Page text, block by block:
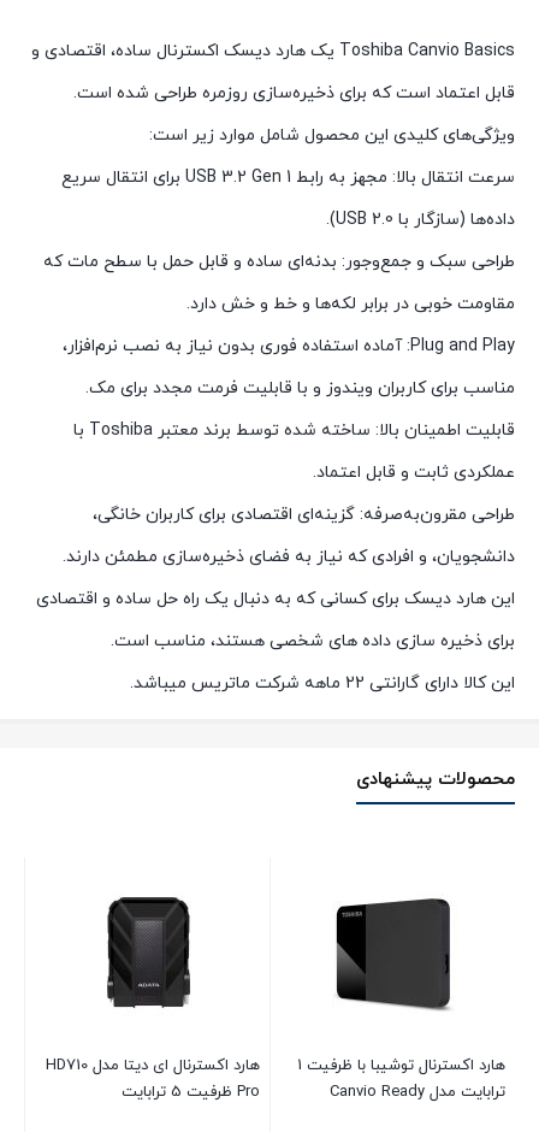
Toshiba Canvio Basics یک هارد دیسک اکسترنال ساده، اقتصادی و
قابل اعتماد است که برای ذخیره‌سازی روزمره طراحی شده است.
ویژگی‌های کلیدی این محصول شامل موارد زیر است:
سرعت انتقال بالا: مجهز به رابط USB 3.2 Gen 1 برای انتقال سریع
داده‌ها (سازگار با USB 2.0).
طراحی سبک و جمع‌وجور: بدنه‌ای ساده و قابل حمل با سطح مات که
مقاومت خوبی در برابر لکه‌ها و خط و خش دارد.
Plug and Play: آماده استفاده فوری بدون نیاز به نصب نرم‌افزار،
مناسب برای کاربران ویندوز و با قابلیت فرمت مجدد برای مک.
قابلیت اطمینان بالا: ساخته شده توسط برند معتبر Toshiba با
عملکردی ثابت و قابل اعتماد.
طراحی مقرون‌به‌صرفه: گزینه‌ای اقتصادی برای کاربران خانگی،
دانشجویان، و افرادی که نیاز به فضای ذخیره‌سازی مطمئن دارند.
این هارد دیسک برای کسانی که به دنبال یک راه حل ساده و اقتصادی
برای ذخیره سازی داده های شخصی هستند، مناسب است.
این کالا دارای گارانتی 22 ماهه شرکت ماتریس میباشد.
محصولات پیشنهادی
هارد اکسترنال توشیبا با ظرفیت 1
ترابایت مدل Canvio Ready
هارد اکسترنال ای دیتا مدل HD710
Pro ظرفیت 5 ترابایت